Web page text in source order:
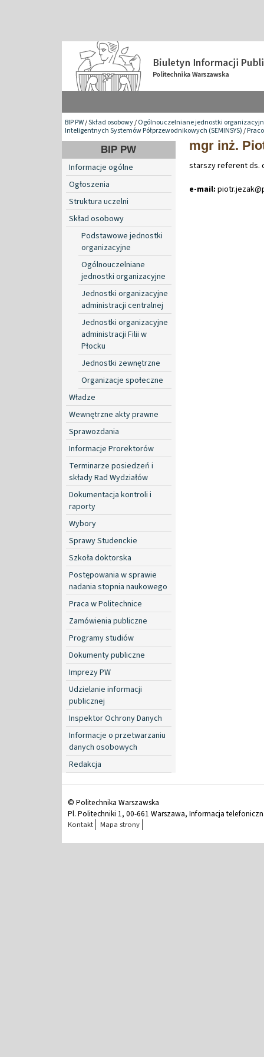
BIP PW/Skład osobowy/Ogólnouczelniane jednostki
Inteligentnych Systemów Półprzewodnikowych (SEMINSYS)/
BIP PW
Informacje ogólne
Ogłoszenia
Struktura uczelni
Skład osobowy
Podstawowe jednostki
organizacyjne
Ogólnouczelniane
jednostki organizacyjne
Jednostki organizacyjne
administracji centralnej
Jednostki organizacyjne
administracji Filii w
Płocku
Jednostki zewnętrzne
Organizacje społeczne
Władze
Wewnętrzne akty prawne
Sprawozdania
Informacje Prorektorów
Terminarze posiedzeń i
składy Rad Wydziałów
Dokumentacja kontroli i
raporty
Wybory
Sprawy Studenckie
Szkoła doktorska
Postępowania w sprawie
nadania stopnia naukowego
Praca w Politechnice
Zamówienia publiczne
Programy studiów
Dokumenty publiczne
Imprezy PW
Udzielanie informacji
publicznej
Inspektor Ochrony Danych
Informacje o przetwarzaniu
danych osobowych
Redakcja
mgr inż.
starszy referent ds.
e-mail: piotr.
© Politechnika Warszawska
Pl. Politechniki 1, 00-661 Warszawa, Informacja
Kontakt Mapa strony